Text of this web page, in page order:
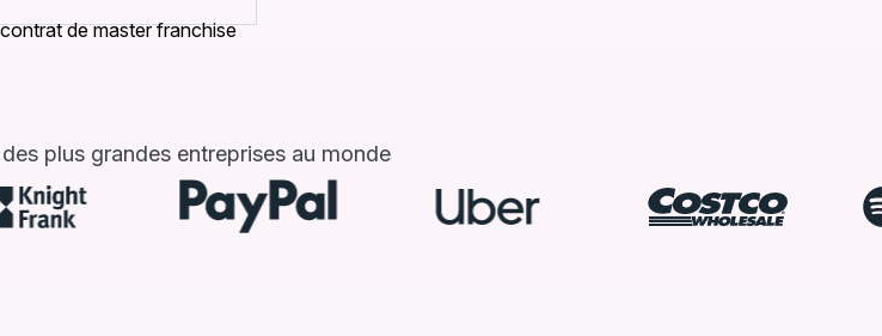
de master franchise
plus grandes entreprises au monde